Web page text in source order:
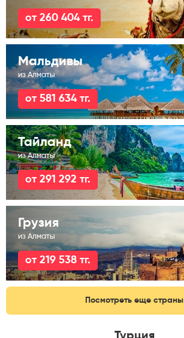
от 260 404 тг.
Мальдивы
из Алматы
от 581 634 тг.
Тайланд
из Алматы
от 291 292 тг.
Грузия
из Алматы
от 219 538 тг.
Посмотреть еще страны